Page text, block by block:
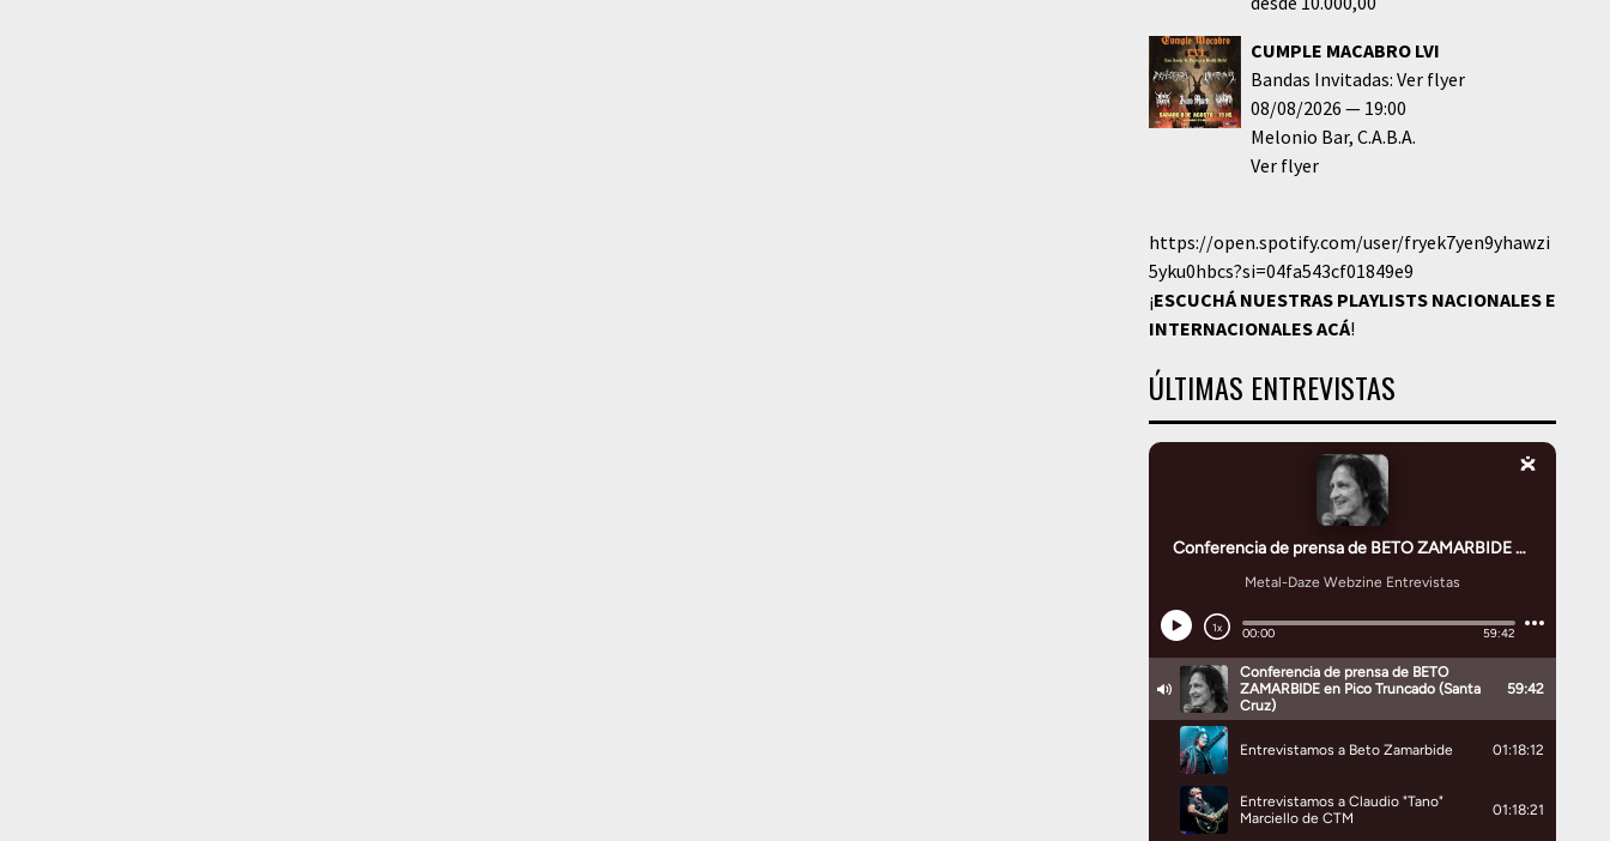
CUMPLE MACABRO LVI
Bandas Invitadas: Ver flyer
08/08/2026
19:00
Melonio Bar C.A.B.A.
Ver flyer
https://open.spotify.com/user/fryek7yen9yhawzi
5yku0hbcs?si=04fa543cf01849e9
¡ESCUCHÁ NUESTRAS PLAYLISTS NACIONALES E
INTERNACIONALESACÁ!
ÚLTIMAS ENTREVISTAS